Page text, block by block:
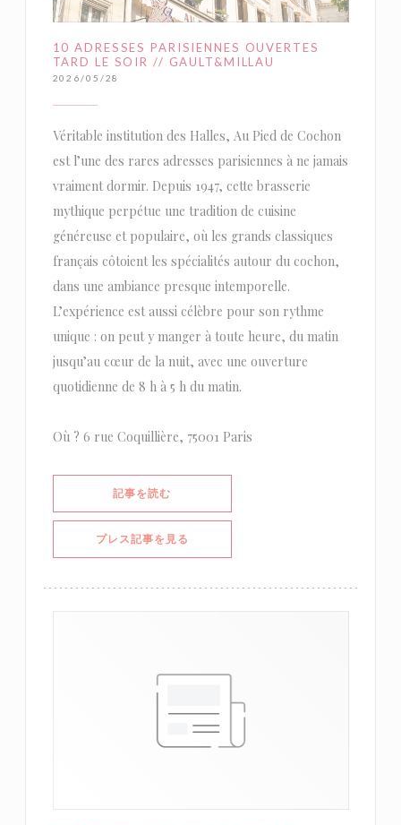
10 ADRESSES PARISIENNES OUVERTES
TARD LE SOIR // GAULT&MILLAU
2026/05/28
Véritable institution des Halles, Au Pied de Cochon
est l’une des rares adresses parisiennes à ne jamais
vraiment dormir. Depuis 1947, cette brasserie
mythique perpétue une tradition de cuisine
généreuse et populaire, où les grands classiques
français côtoient les spécialités autour du cochon,
dans une ambiance presque intemporelle.
L’expérience est aussi célèbre pour son rythme
unique : on peut y manger à toute heure, du matin
jusqu’au cœur de la nuit, avec une ouverture
quotidienne de 8 h à 5 h du matin.
Où ? 6 rue Coquillière, 75001 Paris
記事を読む
プレス記事を見る